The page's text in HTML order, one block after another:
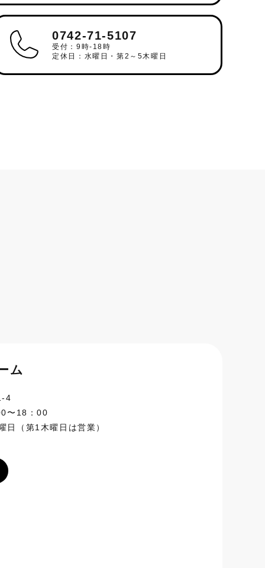
0742-71-5107
受付：9時-18時
定休日：水曜日・第2～5木曜日
ム
4
〜18：00
日（第1木曜日は営業）